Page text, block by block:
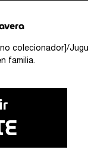
colecionador]/
familia.